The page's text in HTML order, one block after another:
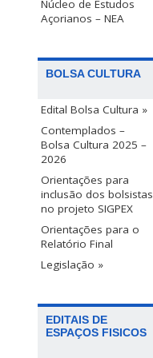
Núcleo de Estudos
Açorianos – NEA
BOLSA CULTURA
Edital Bolsa Cultura »
Contemplados –
Bolsa Cultura 2025 –
2026
Orientações para
inclusão dos bolsistas
no projeto SIGPEX
Orientações para o
Relatório Final
Legislação »
EDITAIS DE
ESPAÇOS FISICOS